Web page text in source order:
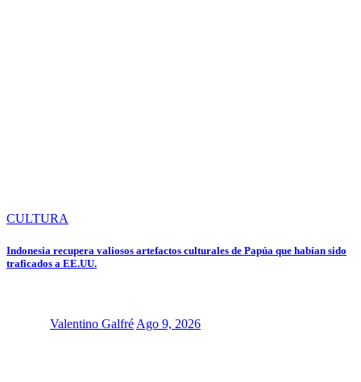
CULTURA
Indonesia recupera valiosos artefactos culturales de Papúa que habían sido
traficados a EE.UU.
Valentino Galfré Ago 9, 2026